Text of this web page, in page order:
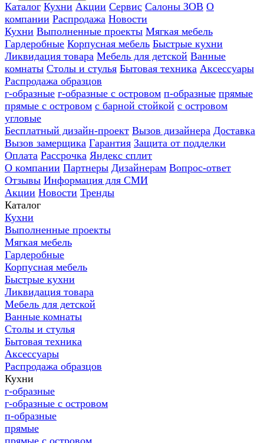
Каталог Кухни Акции Сервис Салоны ЗОВ О
компании Распродажа Новости
Кухни Выполненные проекты Мягкая мебель
Гардеробные Корпусная мебель Быстрые кухни
Ликвидация товара Мебель для детской Ванные
комнаты Столы и стулья Бытовая техника Аксессуары
Распродажа образцов
г-образные г-образные с островом п-образные прямые
прямые с островом с барной стойкой с островом
угловые
Бесплатный дизайн-проект Вызов дизайнера Доставка
Вызов замерщика Гарантия Защита от подделки
Оплата Рассрочка Яндекс сплит
О компании Партнеры Дизайнерам Вопрос-ответ
Отзывы Информация для СМИ
Акции Новости Тренды
Каталог
Кухни
Выполненные проекты
Мягкая мебель
Гардеробные
Корпусная мебель
Быстрые кухни
Ликвидация товара
Мебель для детской
Ванные комнаты
Столы и стулья
Бытовая техника
Аксессуары
Распродажа образцов
Кухни
г-образные
г-образные с островом
п-образные
прямые
прямые с островом